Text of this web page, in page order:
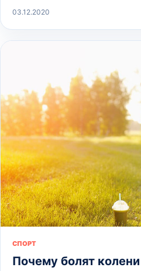
03.12.2020
СПОРТ
Почему болят